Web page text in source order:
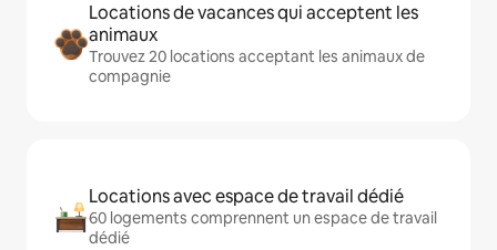
Locations de vacances qui acceptent les
animaux
Trouvez 20 locations acceptant les animaux de
compagnie
Locations avec espace de travail dédié
60 logements comprennent un espace de travail
dédié